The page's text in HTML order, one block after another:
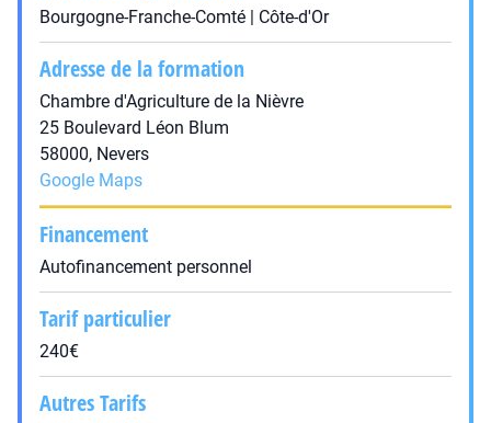
Bourgogne-Franche-Comté | Côte-d'Or
Adresse de la formation
Chambre d'Agriculture de la Nièvre
25 Boulevard Léon Blum
58000, Nevers
Google Maps
Financement
Autofinancement personnel
Tarif particulier
240€
Autres Tarifs